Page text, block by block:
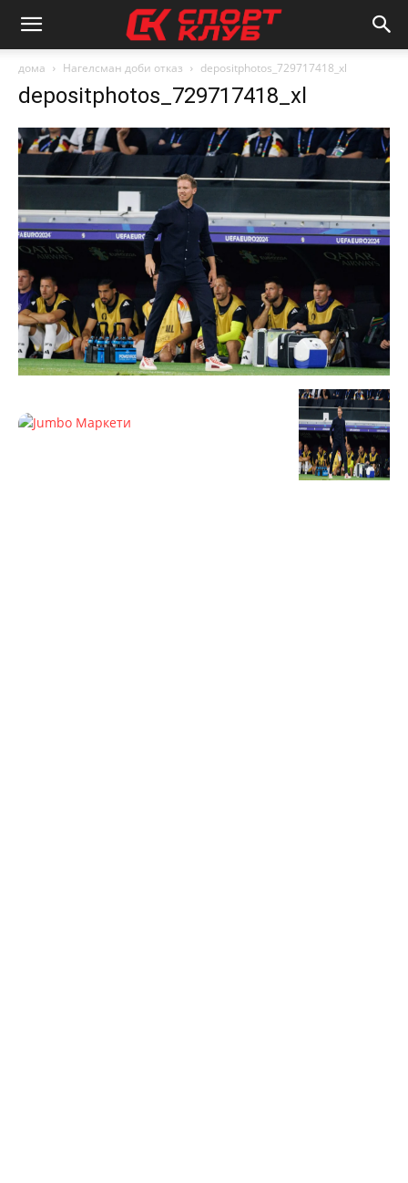
дома Нагелсман доби отказ depositphotos_729717418_xl
depositphotos_729717418_xl